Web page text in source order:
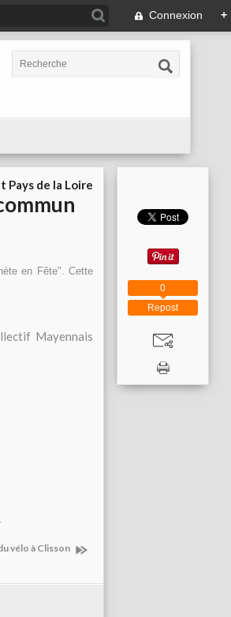
Connexion +
Pays de la Loire
en Fête". Cette
Mayennais
vélo à Clisson
Repost
0